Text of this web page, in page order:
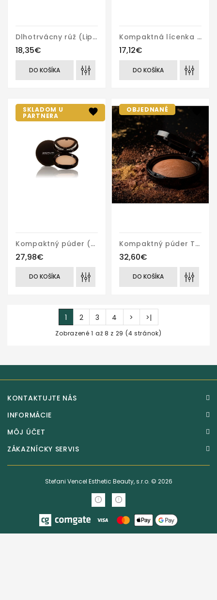
Dlhotrvácny rúž (Lipstick)
18,35€
DO KOŠÍKA
Kompaktná lícenka (Blusher)
17,12€
DO KOŠÍKA
SKLADOM U
PARTNERA
Kompaktný púder (Compact powder)
27,98€
DO KOŠÍKA
OBJEDNANÉ
Kompaktný púder Terracotta
32,60€
DO KOŠÍKA
1 2 3 4 > >|
Zobrazené 1 až 8 z 29 (4 stránok)
KONTAKTUJTE NÁS
INFORMÁCIE
MÔJ ÚČET
ZÁKAZNÍCKY SERVIS
Stefani Vencel Esthetic Beauty, s.r.o. © 2026